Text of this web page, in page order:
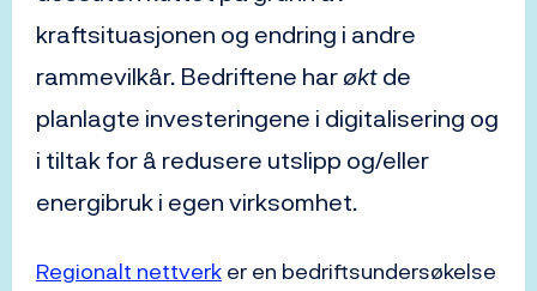
kraftsituasjonen og endring i andre
rammevilkår. Bedriftene harøktde
planlagte investeringene i digitalisering og
i tiltak for å redusere utslipp og/eller
energibruk i egen virksomhet.
Regionalt nettverker en bedriftsundersøkelse